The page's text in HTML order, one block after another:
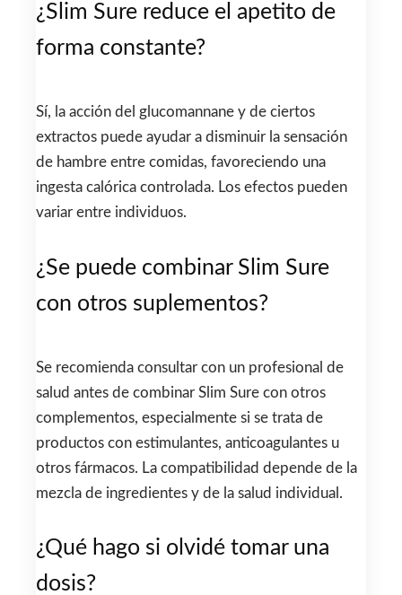
¿Slim Sure reduce el apetito de
forma constante?
Sí, la acción del glucomannane y de ciertos
extractos puede ayudar a disminuir la sensación
de hambre entre comidas, favoreciendo una
ingesta calórica controlada. Los efectos pueden
variar entre individuos.
¿Se puede combinar Slim Sure
con otros suplementos?
Se recomienda consultar con un profesional de
salud antes de combinar Slim Sure con otros
complementos, especialmente si se trata de
productos con estimulantes, anticoagulantes u
otros fármacos. La compatibilidad depende de la
mezcla de ingredientes y de la salud individual.
¿Qué hago si olvidé tomar una
dosis?